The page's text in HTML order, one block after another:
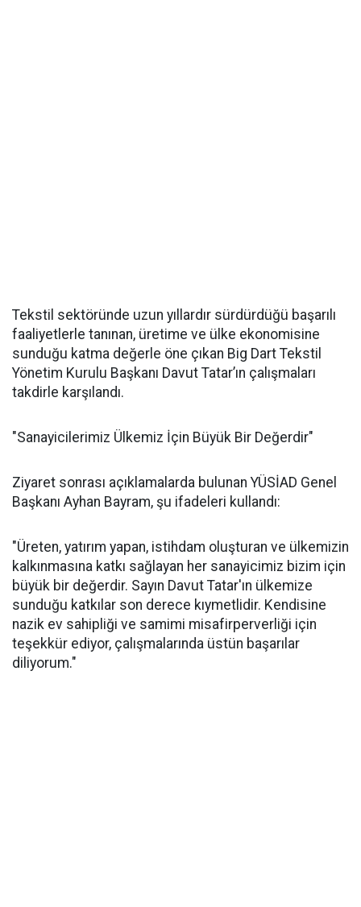
Tekstil sektöründe uzun yıllardır sürdürdüğü başarılı
faaliyetlerle tanınan, üretime ve ülke ekonomisine
sunduğu katma değerle öne çıkan Big Dart Tekstil
Yönetim Kurulu Başkanı Davut Tatar’ın çalışmaları
takdirle karşılandı.
"Sanayicilerimiz Ülkemiz İçin Büyük Bir Değerdir"
Ziyaret sonrası açıklamalarda bulunan YÜSİAD Genel
Başkanı Ayhan Bayram, şu ifadeleri kullandı:
"Üreten, yatırım yapan, istihdam oluşturan ve ülkemizin
kalkınmasına katkı sağlayan her sanayicimiz bizim için
büyük bir değerdir. Sayın Davut Tatar'ın ülkemize
sunduğu katkılar son derece kıymetlidir. Kendisine
nazik ev sahipliği ve samimi misafirperverliği için
teşekkür ediyor, çalışmalarında üstün başarılar
diliyorum."